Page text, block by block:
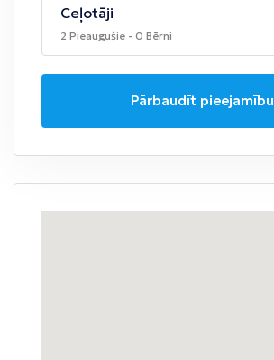
Ceļotāji
2 Pieaugušie - 0 Bērni
Pārbaudīt pieejamību